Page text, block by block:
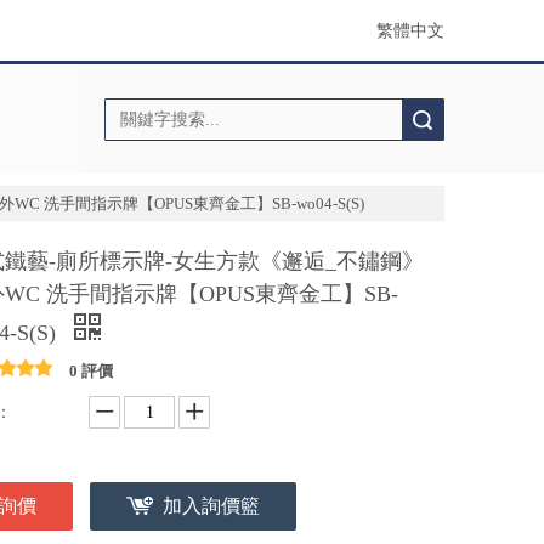
繁體中文
洗手間指示牌【OPUS東齊金工】SB-wo04-S(S)
藝-廁所標示牌-女生方款《邂逅_不鏽鋼》
洗手間指示牌【OPUS東齊金工】SB-
S(S)
0 評價
價 加入詢價籃